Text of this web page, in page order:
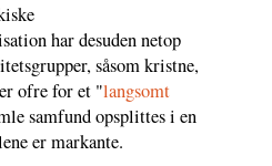
har desuden netop
såsom kristne,
ofre for et "langsomt
samfund opsplittes i en
er markante.